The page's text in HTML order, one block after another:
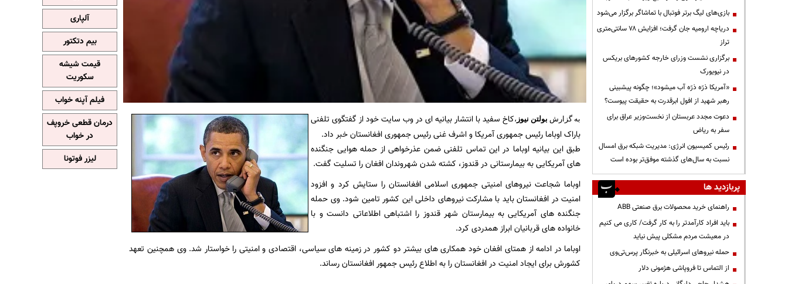
به گزارش بولتن نیوز ،کاخ سفید با انتشار بیانیه ای در وب سایت خود از گفتگوی تلفنی
باراک اوباما رئیس جمهوری آمریکا و اشرف غنی رئیس جمهوری افغانستان خبر داد.
طبق این بیانیه اوباما در این تماس تلفنی ضمن عذرخواهی از حمله هوایی جنگنده
های آمریکایی به بیمارستانی در قندوز، کشته شدن شهروندان افغان را تسلیت گفت.
اوباما شجاعت نیروهای امنیتی جمهوری اسلامی افغانستان را ستایش کرد و افزود
امنیت در افغانستان باید با مشارکت نیروهای داخلی این کشور تامین شود. وی حمله
جنگنده های آمریکایی به بیمارستان شهر قندوز را اشتباهی اطلاعاتی دانست و با
خانواده های قربانیان ابراز همدردی کرد.
اوباما در ادامه از همتای افغان خود همکاری های بیشتر دو کشور در زمینه های سیاسی، اقتصادی و امنیتی را خواستار شد. وی همچنین تعهد
کشورش برای ایجاد امنیت در افغانستان را به اطلاع رئیس جمهور افغانستان رساند.
بازی‌های لیگ برتر فوتبال با تماشاگر برگزار می‌شود
دریاچه ارومیه جان گرفت؛ افزایش ۷۸ سانتی‌متری
تراز
برگزاری نشست وزرای خارجه کشورهای بریکس
در نیویورک
«آمریکا ذرّه ذرّه آب میشود»؛ چگونه پیشبینی
رهبر شهید از افول ابرقدرت به حقیقت پیوست؟
دعوت مجدد عربستان از نخست‌وزیر عراق برای
سفر به ریاض
رئیس کمیسیون انرژی: مدیریت شبکه برق امسال
نسبت به سال‌های گذشته موفق‌تر بوده است
پربازدید ها
راهنمای خرید محصولات برق صنعتی ABB
باید افراد کارآمدتر را به کار گرفت/ کاری می کنیم
در معیشت مردم مشکلی پیش نیاید
حمله نیروهای اسرائیلی به خبرنگار پرس‌تی‌وی
از التماس تا فروپاشی هژمونی دلار
آلپاری
بیم دتکتور
قیمت شیشه
سکوریت
فیلم آپنه خواب
درمان قطعی خروپف
در خواب
لیزر فوتونا